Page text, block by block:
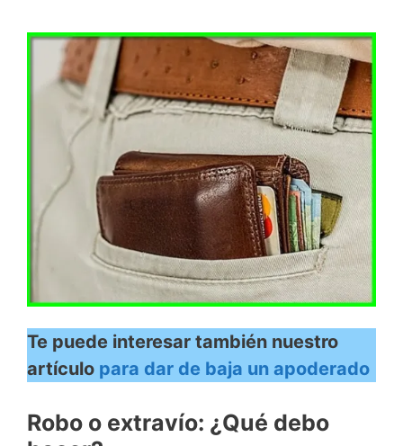
Te puede interesar también nuestro
artículo para dar de baja un apoderado
Robo o extravío: ¿Qué debo